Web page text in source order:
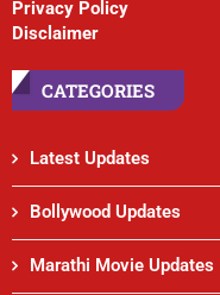
Privacy Policy
Disclaimer
CATEGORIES
Latest Updates
Bollywood Updates
Marathi Movie Updates